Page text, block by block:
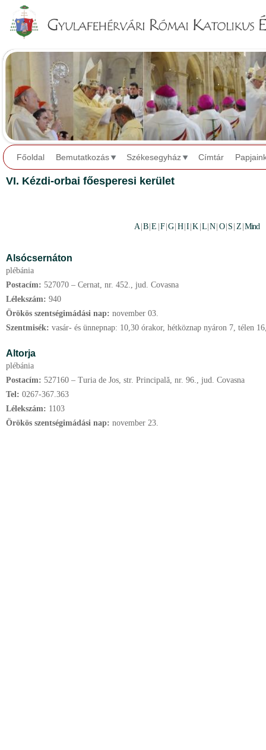
Főoldal Bemutatkozás Székesegyház Címtár
VI. Kézdi-orbai főesperesi kerület
A B |E F |G H I |K L |N O S Z Mind
Alsócsernáton
plébánia
Postacím: 527070 – Cernat, nr. 452., jud. Covasna
Lélekszám: 940
Örökös szentségimádási nap: november 03.
Szentmisék: vasár- és ünnepnap: 10,30 órakor, hétköznap nyáron 7, télen
Altorja
plébánia
Postacím: 527160 – Turia de Jos, str. Principală, nr. 96., jud. Covasna
Tel: 0267-367.363
Lélekszám: 1103
Örökös szentségimádási nap: november 23.